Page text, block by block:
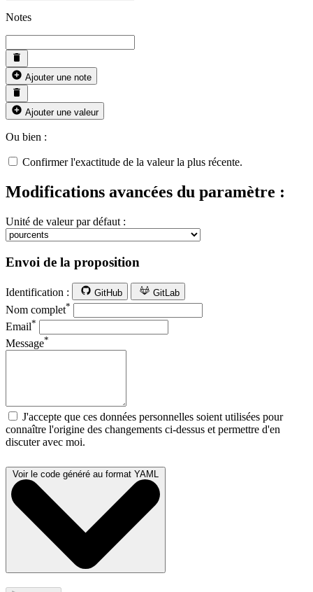
Notes
Ajouter une note
Ajouter une valeur
Ou bien :
Confirmer l'exactitude de la valeur la plus récente.
Modifications avancées du paramètre :
Unité de valeur par défaut :
Envoi de la proposition
Identification : GitHub GitLab
Nom complet*
Email*
Message*
J'accepte que ces données personnelles soient utilisées pour
connaître l'origine des changements ci-dessus et permettre d'en
discuter avec moi.
Voir le code généré au format YAML